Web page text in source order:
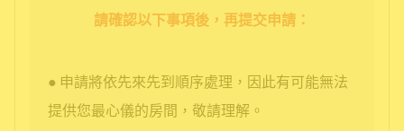
請確認以下事項後，再提交申請：
● 申請將依先來先到順序處理，因此有可能無法
提供您最心儀的房間，敬請理解。